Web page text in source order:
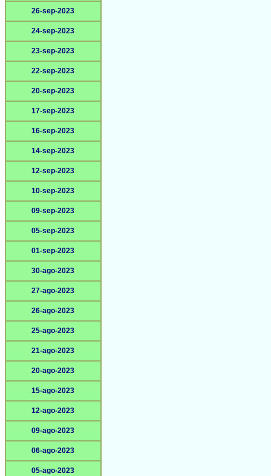
26-sep-2023
24-sep-2023
23-sep-2023
22-sep-2023
20-sep-2023
17-sep-2023
16-sep-2023
14-sep-2023
12-sep-2023
10-sep-2023
09-sep-2023
05-sep-2023
01-sep-2023
30-ago-2023
27-ago-2023
26-ago-2023
25-ago-2023
21-ago-2023
20-ago-2023
15-ago-2023
12-ago-2023
09-ago-2023
06-ago-2023
05-ago-2023